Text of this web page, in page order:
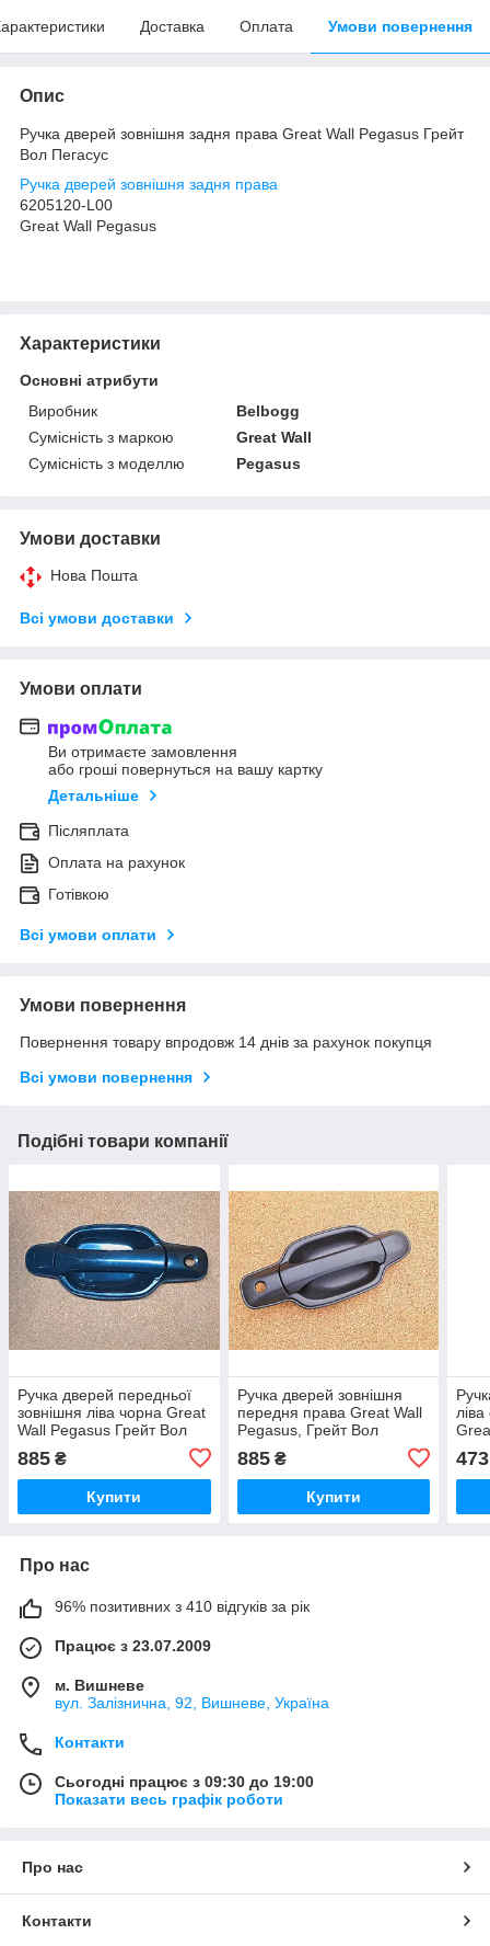
Доставка Оплата Умови повернення
Опис
Ручка дверей зовнішня задня права Great Wall Pegasus Грейт
Вол Пегасус
Ручка дверей зовнішня задня права
6205120-L00
Great Wall Pegasus
Характеристики
Основні атрибути
Виробник
Belbogg
Сумісність з маркою
Great Wall
Сумісність з моделлю
Pegasus
Умови доставки
Нова Пошта
Всі умови доставки
Умови оплати
Ви отримаєте замовлення
або гроші повернуться на вашу картку
Детальніше
Післяплата
Оплата на рахунок
Готівкою
Всі умови оплати
Умови повернення
Повернення товару впродовж 14 днів за рахунок покупця
Всі умови повернення
Подібні товари компанії
Ручка дверей передньої
зовнішня ліва чорна Great
Wall Pegasus Грейт Вол
885 ₴
Купити
Ручка дверей зовнішня
передня права Great Wall
Pegasus, Грейт Вол
885₴
Купити
473
Про нас
96% позитивних з 410 відгуків за рік
Працює з 23.07.2009
м. Вишневе
вул. Залізнична, 92, Вишневе, Україна
Контакти
Сьогодні працює з 09:30 до 19:00
Показати весь графік роботи
Про нас
Контакти